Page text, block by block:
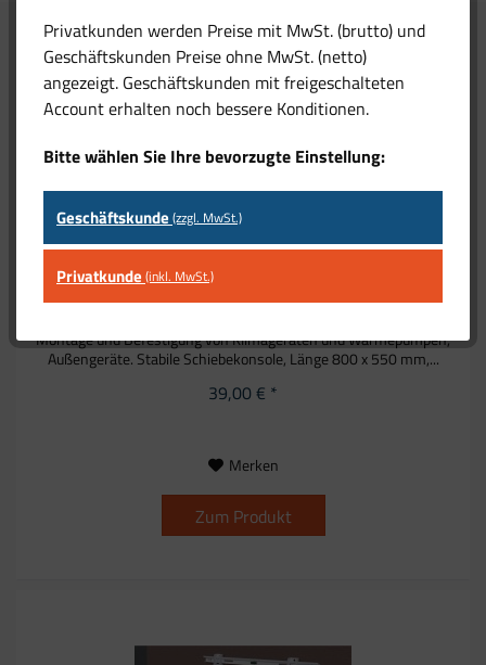
Wandkonsole Europa Climate 20001-B, 140 KG. 800...
Wandkonsole Europa Climate 140 kg, 550 x 800 X 375 mm ( Tiefe x
Montage und Befestigung von Klimageräten und Wärmepumpen,
Außengeräte. Stabile Schiebekonsole, Länge 800 x 550 mm,...
39,00 € *
Merken
Zum Produkt
Privatkunden werden Preise mit MwSt. (brutto) und
Geschäftskunden Preise ohne MwSt. (netto)
angezeigt. Geschäftskunden mit freigeschalteten
Account erhalten noch bessere Konditionen.
Bitte wählen Sie Ihre bevorzugte Einstellung:
Geschäftskunde (zzgl. MwSt.)
Privatkunde (inkl. MwSt.)